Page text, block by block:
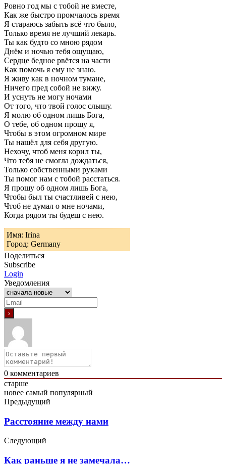
Ровно год мы с тобой не вместе,
Как же быстро промчалось время
Я стараюсь забыть всё что было,
Только время не лучший лекарь.
Ты как будто со мною рядом
Днём и ночью тебя ощущаю,
Сердце бедное рвётся на части
Как помочь я ему не знаю.
Я живу как в ночном тумане,
Ничего пред собой не вижу.
И уснуть не могу ночами
От того, что твой голос слышу.
Я молю об одном лишь Бога,
О тебе, об одном прошу я,
Чтобы в этом огромном мире
Ты нашёл для себя другую.
Нехочу, чтоб меня корил ты,
Что тебя не смогла дождаться,
Только собственными руками
Ты помог нам с тобой расстаться.
Я прошу об одном лишь Бога,
Чтобы был ты счастливей с нею,
Чтоб не думал о мне ночами,
Когда рядом ты будеш с нею.
Имя: Irina
Город: Germany
Поделиться
Subscribe
Login
Уведомления
0 комментариев
старше
новее самый популярный
Предыдущий
Расстояние между нами
Следующий
Как раньше я не замечала…